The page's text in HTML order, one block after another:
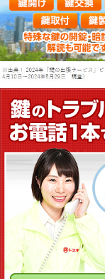
鍵のメーカー・製
シリンダー錠
補助錠（ワンドアツーロ
お車、バイクのメーカー
料金表
簡易料金表
全国統一料金表
サービスについて
作業の流れ
作業者の紹介
特殊開錠技術